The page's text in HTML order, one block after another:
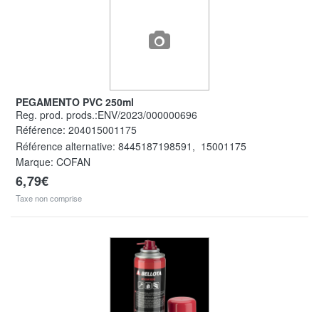
PEGAMENTO PVC 250ml
Reg. prod. prods.:ENV/2023/000000696
Référence: 204015001175
Référence alternative: 8445187198591 , 15001175
Marque: COFAN
6,79€
Taxe non comprise